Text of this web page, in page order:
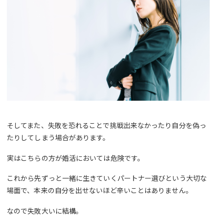
そしてまた、失敗を恐れることで挑戦出来なかったり自分を偽っ
たりしてしまう場合があります。
実はこちらの方が婚活においては危険です。
これから先ずっと一緒に生きていくパートナー選びという大切な
場面で、本来の自分を出せないほど辛いことはありません。
なので失敗大いに結構。